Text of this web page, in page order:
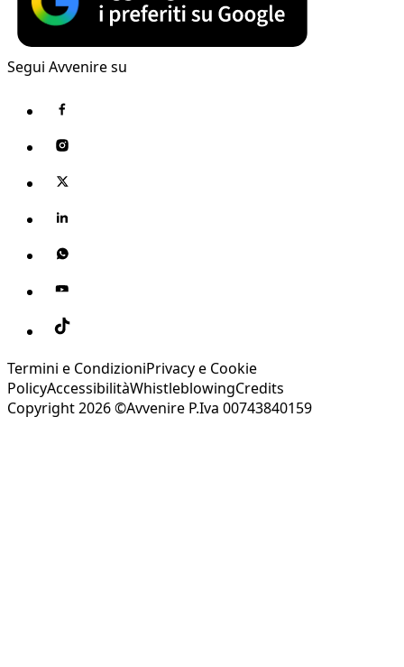
Segui Avvenire su
Termini e CondizioniPrivacy e Cookie
PolicyAccessibilitàWhistleblowingCredits
Copyright 2026 ©Avvenire P.Iva 00743840159